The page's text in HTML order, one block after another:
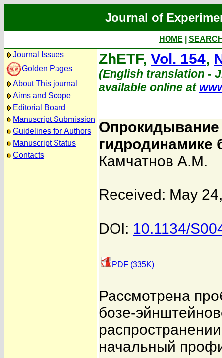
Journal of
HOME
Journal Issues
Golden Pages
About This journal
Aims and Scope
Editorial Board
Manuscript Submission
Guidelines for Authors
Manuscript Status
Contacts
ZhETF, Vol. 154,
(English translation -
available online at
гидродинамике
Камчатнов А.М.
Received: May
DOI: 10.1134/
PDF (335K)
Рассмотрена
бозе-
начальный